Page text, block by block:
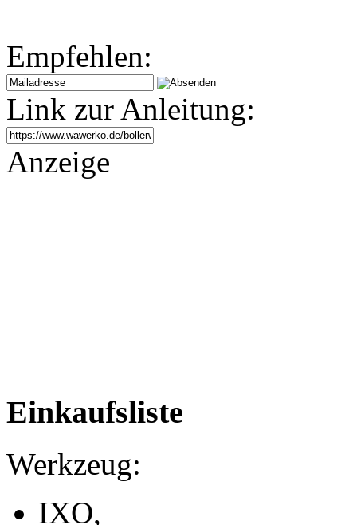
Empfehlen:
Link zur Anleitung:
Anzeige
Einkaufsliste
Werkzeug:
IXO,